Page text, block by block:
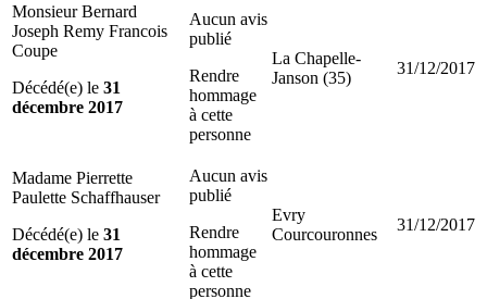
Monsieur Bernard
Joseph Remy Francois
Coupe
Décédé(e) le 31
décembre 2017
Aucun avis
publié
Rendre
hommage
à cette
personne
La Chapelle-
Janson (35)
31/12/2017
Madame Pierrette
Paulette Schaffhauser
Décédé(e) le 31
décembre 2017
Aucun avis
publié
Rendre
hommage
à cette
personne
Evry
Courcouronnes
31/12/2017